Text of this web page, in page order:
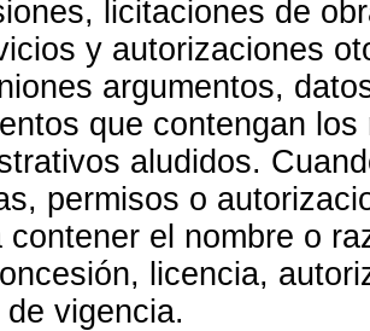
licitaciones de
y autorizaciones
argumentos,
que contengan
aludidos.
permisos o
contener el nombre o
licencia,
vigencia.